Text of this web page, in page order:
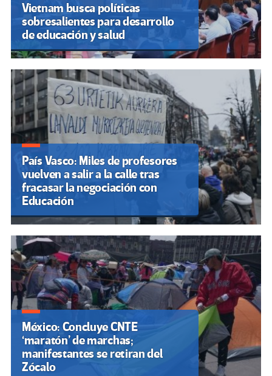
Vietnam busca políticas
sobresalientes para desarrollo
de educación y salud
País Vasco: Miles de profesores
vuelven a salir a la calle tras
fracasar la negociación con
Educación
México: Concluye CNTE
‘maratón’ de marchas;
manifestantes se retiran del
Zócalo